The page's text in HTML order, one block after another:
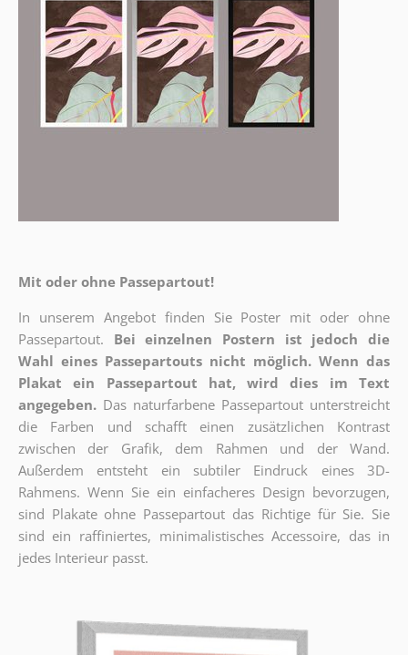
Mit oder ohne Passepartout!
In unserem Angebot finden Sie Poster mit oder ohne
Passepartout.
Bei einzelnen Postern ist jedoch die
Wahl eines Passepartouts nicht möglich. Wenn das
Plakat ein Passepartout hat, wird dies im Text
angegeben. Das naturfarbene Passepartout unterstreicht
die Farben und schafft einen zusätzlichen Kontrast
zwischen der Grafik, dem Rahmen und der Wand.
Außerdem entsteht ein subtiler Eindruck eines 3D-
Rahmens. Wenn Sie ein einfacheres Design bevorzugen,
sind Plakate ohne Passepartout das Richtige für Sie. Sie
sind ein raffiniertes, minimalistisches Accessoire, das in
jedes Interieur passt.